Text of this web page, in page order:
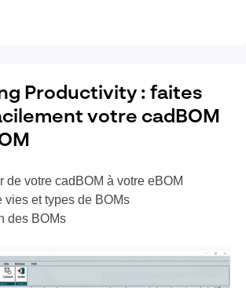
Productivity : faites
votre cadBOM
de votre cadBOM à votre eBOM
vies et types de BOMs
des BOMs